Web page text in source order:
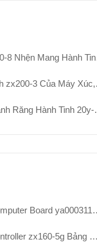
Trời Cho Phụ Tùng Máy Xúc LC15V00023S010 LC15V00023S017
Xúc, 9260805 Bánh Răng Hành Tinh
Tinh 20y-27-22170 207-26-62190
Bộ Điều Khiển Cho zx260-5g
Bảng Máy Tính ya00008066-5